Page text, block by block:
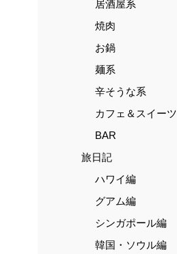
居酒屋系
焼肉
お鍋
麺系
辛そうな系
カフェ＆スイーツ
BAR
旅日記
ハワイ編
グアム編
シンガポール編
韓国・ソウル編